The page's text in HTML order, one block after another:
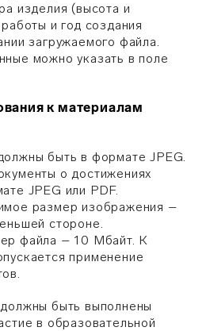
изделия (высота и
и год создания
загружаемого файла.
можно указать в поле
к материалам
быть в формате JPEG.
о достижениях
JPEG или PDF.
размер изображения –
стороне.
файла – 10 Мбайт. К
применение
быть выполнены
в образовательной